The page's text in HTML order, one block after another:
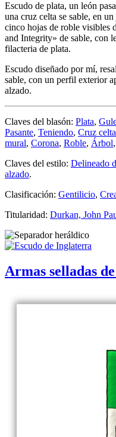
Escudo de plata, un león
una cruz celta se sable, en
cinco hojas de roble visibles
and Integrity» de sable, con
filacteria de plata.
Escudo diseñado por mí,
sable, con un perfil exterior
alzado.
Claves del blasón: Plata,
Pasante, Teniendo, Cruz celta
mural, Corona, Roble, Árbol,
Claves del estilo: Delineado
alzado.
Clasificación: Gentilicio,
Titularidad: Durkan, John
Armas selladas